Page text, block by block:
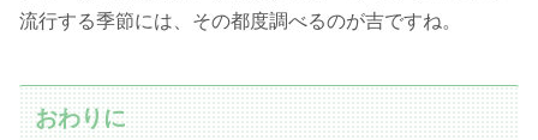
流行する季節には、その都度調べるのが吉ですね。
おわりに